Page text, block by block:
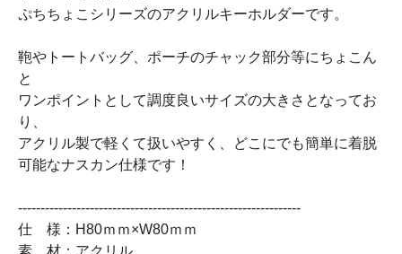
ぷちちょこシリーズのアクリルキーホルダーです。
鞄やトートバッグ、ポーチのチャック部分等にちょこん
と
ワンポイントとして調度良いサイズの大きさとなってお
り、
アクリル製で軽くて扱いやすく、どこにでも簡単に着脱
可能なナスカン仕様です！
---------------------------------------------------------------
仕 様：H80ｍｍ×W80ｍｍ
素 材：アクリル